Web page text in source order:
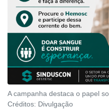
A campanha destaca o papel
Créditos: Divulgação